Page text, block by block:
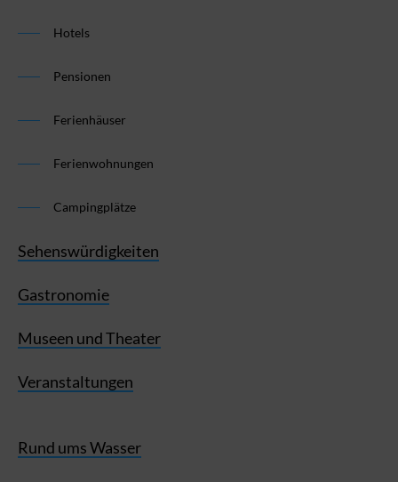
Hotels
Pensionen
Ferienhäuser
Ferienwohnungen
Campingplätze
Sehenswürdigkeiten
Gastronomie
Museen und Theater
Veranstaltungen
Rund ums Wasser